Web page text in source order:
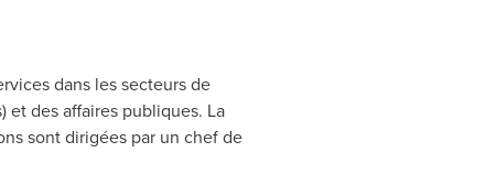
dans les secteurs de
des affaires publiques. La
sont dirigées par un chef de